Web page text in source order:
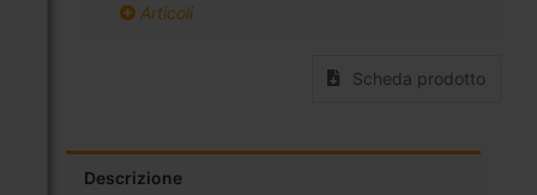
Articoli
Scheda prodotto
Descrizione